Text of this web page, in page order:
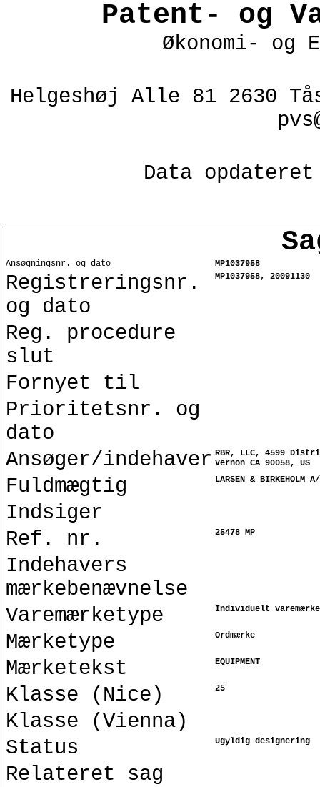
Patent- og
Økonomi- og
Helgeshøj Alle 81 2630
Data
Ansøgningsnr. og dato MP1037958
Registreringsnr.
og dato
MP1037958, 20091130
Reg. procedure
slut
Fornyet til
Prioritetsnr. og
dato
Ansøger/indehaver RBR, LLC, 4599
Vernon CA 90058, US
Fuldmægtig LARSEN &
Indsiger
Ref. nr.
25478 MP
Indehavers
mærkebenævnelse
Varemærketype
Individuelt varemærke
Mærketype Ordmærke
Mærketekst EQUIPMENT
Klasse (Nice) 25
Klasse (Vienna)
Status
Ugyldig designering
Relateret sag